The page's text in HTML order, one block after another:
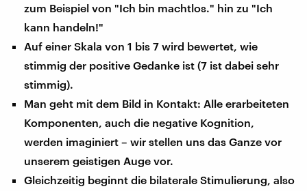
zum Beispiel von "Ich bin machtlos." hin zu "Ich
kann handeln!"
Auf einer Skala von 1 bis 7 wird bewertet, wie
stimmig der positive Gedanke ist (7 ist dabei sehr
stimmig).
Man geht mit dem Bild in Kontakt: Alle erarbeiteten
Komponenten, auch die negative Kognition,
werden imaginiert – wir stellen uns das Ganze vor
unserem geistigen Auge vor.
Gleichzeitig beginnt die bilaterale Stimulierung, also